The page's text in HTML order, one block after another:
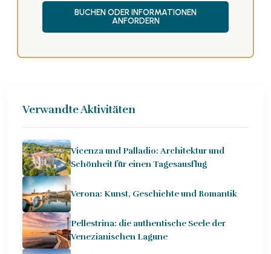
BUCHEN ODER INFORMATIONEN
ANFORDERN
Verwandte Aktivitäten
Vicenza und Palladio: Architektur und
Schönheit für einen Tagesausflug
Verona: Kunst, Geschichte und Romantik
Pellestrina: die authentische Seele der
Venezianischen Lagune